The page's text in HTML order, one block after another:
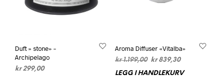
Duft » stone» –
Archipelago
kr299,00
Aroma Diffuser «Vitalba»
kr1.199,00Opprinnelig
pris
kr839,30Nåværende
pris
LEGG I HANDLEKURV